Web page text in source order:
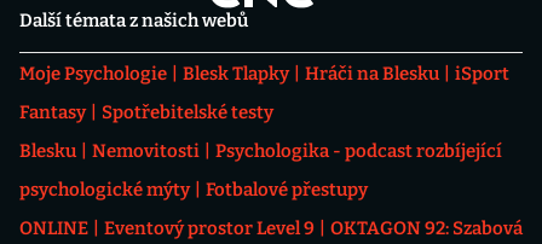
Další témata z našich webů
Moje Psychologie Blesk Tlapky Hráči na Blesku
iSport
Fantasy
Spotřebitelské testy
Blesku
Nemovitosti
Psychologika - podcast rozbíjející
psychologické mýty
Fotbalové přestupy
ONLINE
Eventový prostor Level 9
OKTAGON 92: Szabová